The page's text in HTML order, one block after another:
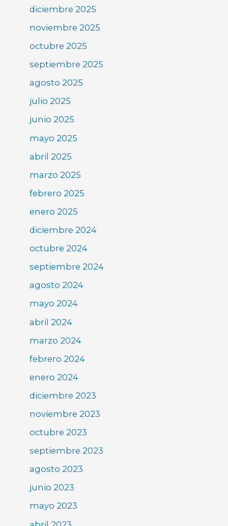
diciembre 2025
noviembre 2025
octubre 2025
septiembre 2025
agosto 2025
julio 2025
junio 2025
mayo 2025
abril 2025
marzo 2025
febrero 2025
enero 2025
diciembre 2024
octubre 2024
septiembre 2024
agosto 2024
mayo 2024
abril 2024
marzo 2024
febrero 2024
enero 2024
diciembre 2023
noviembre 2023
octubre 2023
septiembre 2023
agosto 2023
junio 2023
mayo 2023